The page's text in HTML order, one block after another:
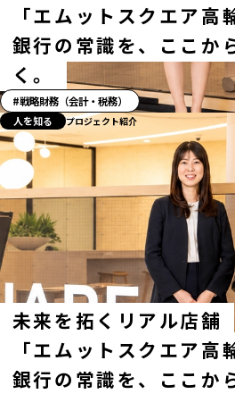
「エムットスクエア高
銀行の常識を、ここか
く。
「ス
ト
ー
リ
ー」
ハ
ッ
シ
ュ
タ
戦略財務（会計・税務）
未来を拓くリアル店舗
「エムットスクエア高
銀行の常識を、ここか
人を知る プロジェクト紹介